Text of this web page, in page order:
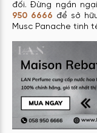
đối. Đừng ngần
950 6666 để sở
Musc Panache tinh